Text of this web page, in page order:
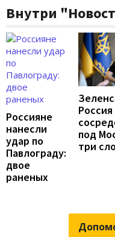
Внутри
Россияне
нанесли
удар по
Павлограду:
двое
раненых
Россия
под
три